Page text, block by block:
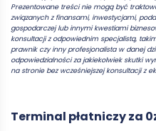
Prezentowane treści nie mogą być
związanych z finansami, inwestycjami,
gospodarczej lub innymi kwestiami
konsultacji z odpowiednim specjalistą,
prawnik czy inny profesjonalista w danej
odpowiedzialności za jakiekolwiek skutki
na stronie bez wcześniejszej konsultacji z
Terminal płatniczy za